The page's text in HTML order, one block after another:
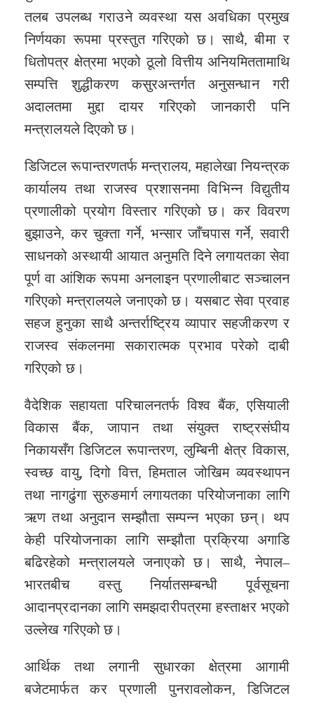
तलब उपलब्ध गराउने व्यवस्था यस अवधिका प्रमुख
निर्णयका रूपमा प्रस्तुत गरिएको छ। साथै, बीमा र
धितोपत्र क्षेत्रमा भएको ठूलो वित्तीय अनियमिततामाथि
सम्पत्ति शुद्धीकरण कसुरअन्तर्गत अनुसन्धान गरी
अदालतमा मुद्दा दायर गरिएको जानकारी पनि
मन्त्रालयले दिएको छ।
डिजिटल रूपान्तरणतर्फ मन्त्रालय, महालेखा नियन्त्रक
कार्यालय तथा राजस्व प्रशासनमा विभिन्न विद्युतीय
प्रणालीको प्रयोग विस्तार गरिएको छ। कर विवरण
बुझाउने, कर चुक्ता गर्ने, भन्सार जाँचपास गर्ने, सवारी
साधनको अस्थायी आयात अनुमति दिने लगायतका सेवा
पूर्ण वा आंशिक रूपमा अनलाइन प्रणालीबाट सञ्चालन
गरिएको मन्त्रालयले जनाएको छ। यसबाट सेवा प्रवाह
सहज हुनुका साथै अन्तर्राष्ट्रिय व्यापार सहजीकरण र
राजस्व संकलनमा सकारात्मक प्रभाव परेको दाबी
गरिएको छ।
वैदेशिक सहायता परिचालनतर्फ विश्व बैंक, एसियाली
विकास बैंक, जापान तथा संयुक्त राष्ट्रसंघीय
निकायसँग डिजिटल रूपान्तरण, लुम्बिनी क्षेत्र विकास,
स्वच्छ वायु, दिगो वित्त, हिमताल जोखिम व्यवस्थापन
तथा नागढुंगा सुरुङमार्ग लगायतका परियोजनाका लागि
ऋण तथा अनुदान सम्झौता सम्पन्न भएका छन्। थप
केही परियोजनाका लागि सम्झौता प्रक्रिया अगाडि
बढिरहेको मन्त्रालयले जनाएको छ। साथै, नेपाल–
भारतबीच वस्तु निर्यातसम्बन्धी पूर्वसूचना
आदानप्रदानका लागि समझदारीपत्रमा हस्ताक्षर भएको
उल्लेख गरिएको छ।
आर्थिक तथा लगानी सुधारका क्षेत्रमा आगामी
बजेटमार्फत कर प्रणाली पुनरावलोकन, डिजिटल